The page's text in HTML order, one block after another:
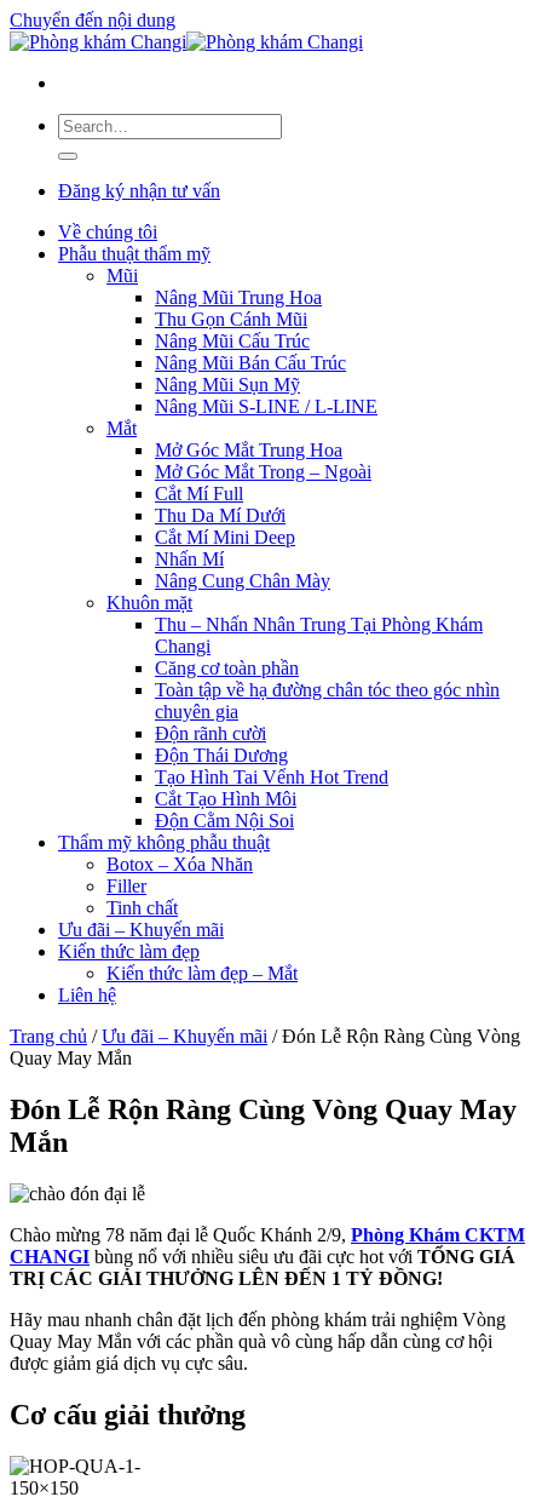
Chuyển đến nội dung
Đăng ký nhận tư vấn
Về chúng tôi
Phẫu thuật thẩm mỹ
Mũi
Nâng Mũi Trung Hoa
Thu Gọn Cánh Mũi
Nâng Mũi Cấu Trúc
Nâng Mũi Bán Cấu Trúc
Nâng Mũi Sụn Mỹ
Nâng Mũi S-LINE / L-LINE
Mắt
Mở Góc Mắt Trung Hoa
Mở Góc Mắt Trong – Ngoài
Cắt Mí Full
Thu Da Mí Dưới
Cắt Mí Mini Deep
Nhấn Mí
Nâng Cung Chân Mày
Khuôn mặt
Thu – Nhấn Nhân Trung Tại Phòng Khám
Changi
Căng cơ toàn phần
Toàn tập về hạ đường chân tóc theo góc nhìn
chuyên gia
Độn rãnh cười
Độn Thái Dương
Tạo Hình Tai Vểnh Hot Trend
Cắt Tạo Hình Môi
Độn Cằm Nội Soi
Thẩm mỹ không phẫu thuật
Botox – Xóa Nhăn
Filler
Tinh chất
Ưu đãi – Khuyến mãi
Kiến thức làm đẹp
Kiến thức làm đẹp – Mắt
Liên hệ
Trang chủ / Ưu đãi – Khuyến mãi /Đón Lễ Rộn Ràng Cùng Vòng
Quay May Mắn
Đón Lễ Rộn Ràng Cùng Vòng Quay May
Mắn
Chào mừng 78 năm đại lễ Quốc Khánh 2/9, Phòng Khám CKTM
CHANGI bùng nổ với nhiều siêu ưu đãi cực hot với TỔNG GIÁ
TRỊ CÁC GIẢI THƯỞNG LÊN ĐẾN 1 TỶ ĐỒNG!
Hãy mau nhanh chân đặt lịch đến phòng khám trải nghiệm Vòng
Quay May Mắn với các phần quà vô cùng hấp dẫn cùng cơ hội
được giảm giá dịch vụ cực sâu.
Cơ cấu giải thưởng